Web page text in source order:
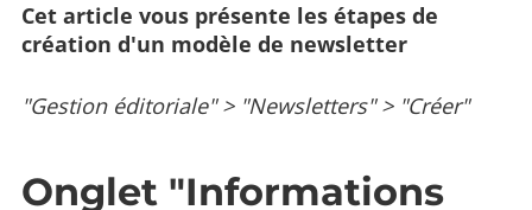
Cet article vous présente les étapes de
création d'un modèle de newsletter
"Gestion éditoriale" > "Newsletters" > "Créer"
Onglet "Informations